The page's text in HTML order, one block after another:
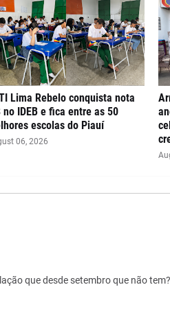
Lima Rebelo conquista nota
no IDEB e fica entre as 50
escolas do Piauí
06, 2026
que desde setembro que não